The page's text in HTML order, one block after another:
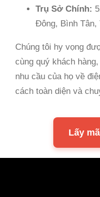
Trụ Sở Chính:
Đông, Bình Tân,
Chúng tôi hy vọng
cùng quý khách
nhu cầu của họ về
cách toàn diện và
Lấy